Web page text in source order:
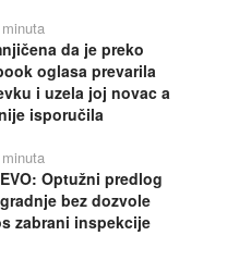
da je preko
oglasa prevarila
i uzela joj novac a
isporučila
Optužni predlog
bez dozvole
zabrani inspekcije